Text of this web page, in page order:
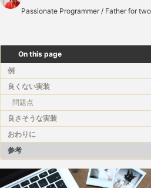
Passionate Programmer / Father for
On this page
例
良くない実装
問題点
良さそうな実装
おわりに
参考